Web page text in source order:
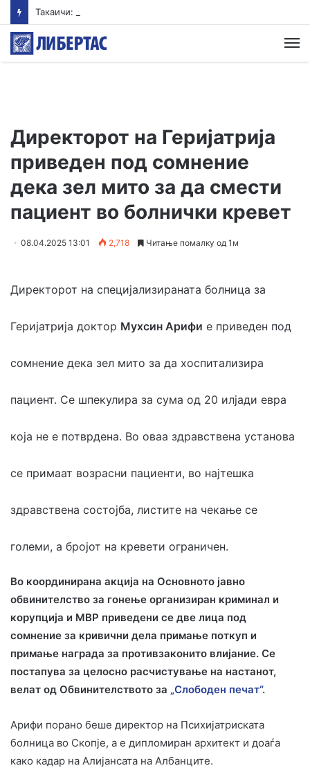
Директорот на Геријатрија
приведен под сомнение
дека зел мито за да смести
пациент во болнички кревет
08.04.2025 13:01 2,718 Читање помалку од 1м
Директорот на специјализираната болница за
Геријатрија доктор Мухсин Арифи е приведен под
сомнение дека зел мито за да хоспитализира
пациент. Се шпекулира за сума од 20 илјади евра
која не е потврдена. Во оваа здравствена установа
се примаат возрасни пациенти, во најтешка
здравствена состојба, листите на чекање се
големи, а бројот на кревети ограничен.
Во координирана акција на Основното јавно
обвинителство за гонење организиран криминал и
корупција и МВР приведени се две лица под
сомнение за кривични дела примање поткуп и
примање награда за противзаконито влијание. Се
постапува за целосно расчистување на настанот,
велат од Обвинителството за „Слободен печат“.
Арифи порано беше директор на Психијатриската
болница во Скопје, а е дипломиран архитект и доаѓа
како кадар на Алијансата на Албанците.